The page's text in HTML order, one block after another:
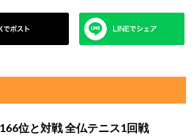
位と対戦 全仏テニス1回戦